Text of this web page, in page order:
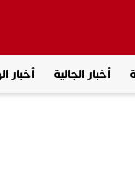
أخبار الجالية أخبار